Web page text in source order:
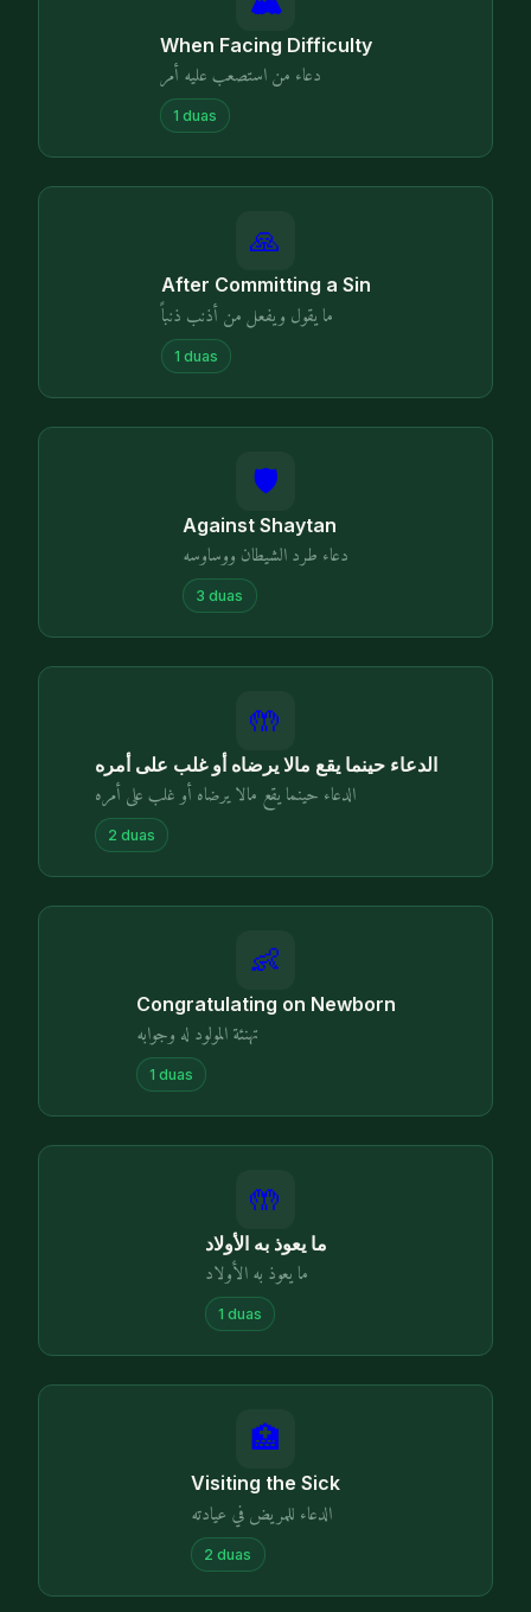
When Facing Difficulty
دعاء من استصعب عليه أمر
1 duas
🙏
After Committing a Sin
ما يقول ويفعل من أذنب ذنباً
1 duas
🛡️
Against Shaytan
دعاء طرد الشيطان ووساوسه
3 duas
🤲
الدعاء حينما يقع مالا يرضاه أو غلب على أمره
الدعاء حينما يقع مالا يرضاه أو غلب على أمره
2 duas
👶
Congratulating on Newborn
تهنئة المولود له وجوابه
1 duas
🤲
ما يعوذ به الأولاد
ما يعوذ به الأولاد
1 duas
🏥
Visiting the Sick
الدعاء للمريض في عيادته
2 duas